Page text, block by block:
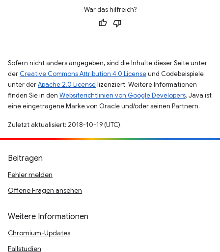
War das hilfreich?
Sofern nicht anders angegeben, sind die Inhalte dieser Seite unter
der Creative Commons Attribution 4.0 Licenseund Codebeispiele
unter derApache 2.0 Licenselizenziert. Weitere Informationen
finden Sie in den Websiterichtlinien von Google Developers. Java ist
eine eingetragene Marke von Oracle und/oder seinen Partnern.
Zuletzt aktualisiert: 2018-10-19 (UTC).
Beitragen
Fehler melden
Offene Fragen ansehen
Weitere Informationen
Chromium-Updates
Fallstudien